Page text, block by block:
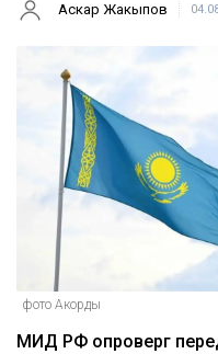
Аскар Жакыпов
фото Акорды
МИД РФ опроверг